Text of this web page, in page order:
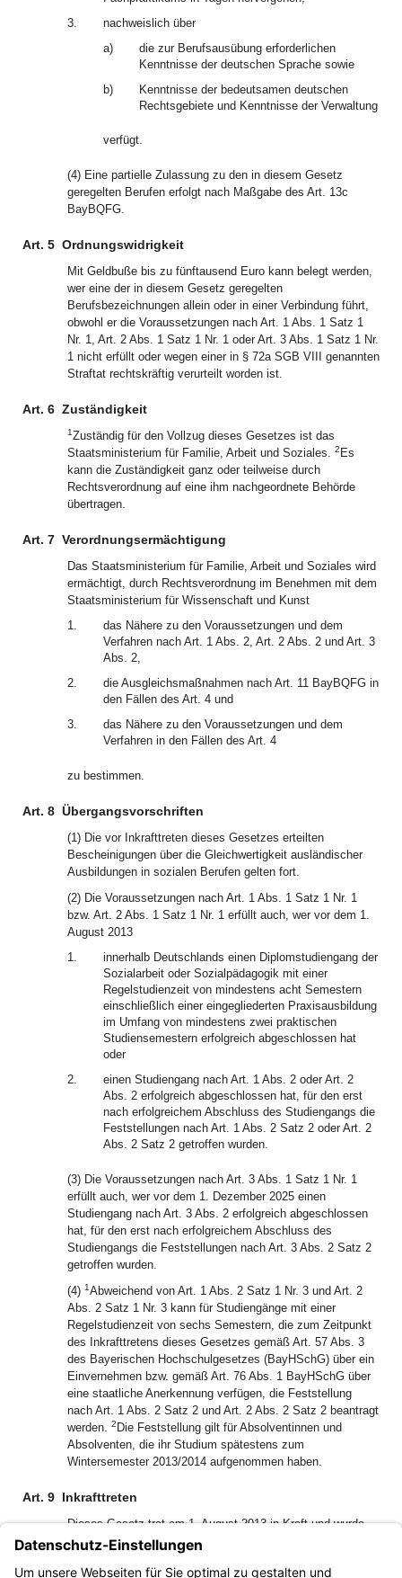
3.
nachweislich über
a)
die zur Berufsausübung erforderlichen
Kenntnisse der deutschen Sprache sowie
b)
Kenntnisse der bedeutsamen deutschen
Rechtsgebiete und Kenntnisse der Verwaltung
verfügt.
(4) Eine partielle Zulassung zu den in diesem Gesetz
geregelten Berufen erfolgt nach Maßgabe des Art. 13c
BayBQFG.
Art. 5 Ordnungswidrigkeit
Mit Geldbuße bis zu fünftausend Euro kann belegt werden,
wer eine der in diesem Gesetz geregelten
Berufsbezeichnungen allein oder in einer Verbindung führt,
obwohl er die Voraussetzungen nach Art. 1 Abs. 1 Satz 1
Nr. 1, Art. 2 Abs. 1 Satz 1 Nr. 1 oder Art. 3 Abs. 1 Satz 1 Nr.
1 nicht erfüllt oder wegen einer in § 72a SGB VIII genannten
Straftat rechtskräftig verurteilt worden ist.
Art. 6 Zuständigkeit
1Zuständig für den Vollzug dieses Gesetzes ist das
Staatsministerium für Familie, Arbeit und Soziales. 2 Es
kann die Zuständigkeit ganz oder teilweise durch
Rechtsverordnung auf eine ihm nachgeordnete Behörde
übertragen.
Art. 7 Verordnungsermächtigung
Das Staatsministerium für Familie, Arbeit und Soziales wird
ermächtigt, durch Rechtsverordnung im Benehmen mit dem
Staatsministerium für Wissenschaft und Kunst
1.
das Nähere zu den Voraussetzungen und dem
Verfahren nach Art. 1 Abs. 2, Art. 2 Abs. 2 und Art. 3
Abs. 2,
2.
die Ausgleichsmaßnahmen nach Art. 11 BayBQFG in
den Fällen des Art. 4 und
3.
das Nähere zu den Voraussetzungen und dem
Verfahren in den Fällen des Art. 4
zu bestimmen.
Art. 8 Übergangsvorschriften
(1) Die vor Inkrafttreten dieses Gesetzes erteilten
Bescheinigungen über die Gleichwertigkeit ausländischer
Ausbildungen in sozialen Berufen gelten fort.
(2) Die Voraussetzungen nach Art. 1 Abs. 1 Satz 1 Nr. 1
bzw. Art. 2 Abs. 1 Satz 1 Nr. 1 erfüllt auch, wer vor dem 1.
August 2013
1.
innerhalb Deutschlands einen Diplomstudiengang der
Sozialarbeit oder Sozialpädagogik mit einer
Regelstudienzeit von mindestens acht Semestern
einschließlich einer eingegliederten Praxisausbildung
im Umfang von mindestens zwei praktischen
Studiensemestern erfolgreich abgeschlossen hat
oder
2.
einen Studiengang nach Art. 1 Abs. 2 oder Art. 2
Abs. 2 erfolgreich abgeschlossen hat, für den erst
nach erfolgreichem Abschluss des Studiengangs die
Feststellungen nach Art. 1 Abs. 2 Satz 2 oder Art. 2
Abs. 2 Satz 2 getroffen wurden.
(3) Die Voraussetzungen nach Art. 3 Abs. 1 Satz 1 Nr. 1
erfüllt auch, wer vor dem 1. Dezember 2025 einen
Studiengang nach Art. 3 Abs. 2 erfolgreich abgeschlossen
hat, für den erst nach erfolgreichem Abschluss des
Studiengangs die Feststellungen nach Art. 3 Abs. 2 Satz 2
getroffen wurden.
(4) 1Abweichend von Art. 1 Abs. 2 Satz 1 Nr. 3 und Art. 2
Abs. 2 Satz 1 Nr. 3 kann für Studiengänge mit einer
Regelstudienzeit von sechs Semestern, die zum Zeitpunkt
des Inkrafttretens dieses Gesetzes gemäß Art. 57 Abs. 3
des Bayerischen Hochschulgesetzes (BayHSchG) über ein
Einvernehmen bzw. gemäß Art. 76 Abs. 1 BayHSchG über
eine staatliche Anerkennung verfügen, die Feststellung
nach Art. 1 Abs. 2 Satz 2 und Art. 2 Abs. 2 Satz 2 beantragt
werden. 2 Die Feststellung gilt für Absolventinnen und
Absolventen, die ihr Studium spätestens zum
Wintersemester 2013/2014 aufgenommen haben.
Art. 9 Inkrafttreten
Dieses Gesetz trat am 1. August 2013 in Kraft und wurde
als § 2 des Bayerischen Gesetzes zur Anerkennung
ausländischer Berufsqualifikationen und zur Anerkennung
sozialer Berufe vom 24. Juli 2013 (GVBl. S. 439, 547)